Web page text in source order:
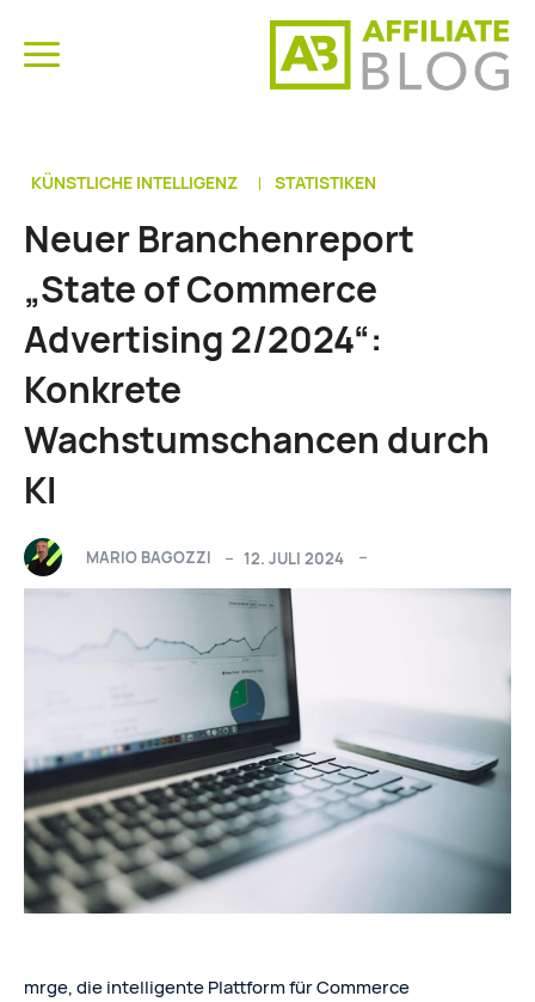
KÜNSTLICHE INTELLIGENZ STATISTIKEN
Neuer Branchenreport
„State of Commerce
Advertising 2/2024“:
Konkrete
Wachstumschancen durch
KI
MARIO BAGOZZI 12. JULI 2024
mrge, die intelligente Plattform für Commerce